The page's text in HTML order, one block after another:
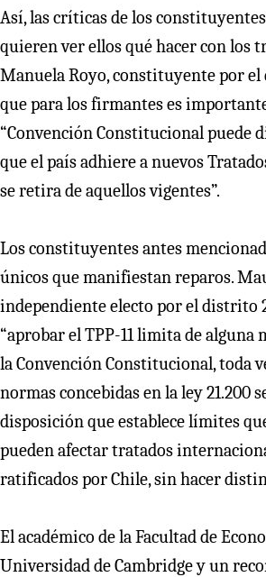
Así, las críticas de los
quieren ver ellos qué hacer con los
Manuela Royo, constituyente por el
que para los firmantes es
“Convención Constitucional puede
que el país adhiere a nuevos
se retira de aquellos vigentes”.
Los constituyentes antes
únicos que manifiestan reparos.
independiente electo por el distrito
“aprobar el TPP-11 limita de alguna
la Convención Constitucional, toda
normas concebidas en la ley 21.200
disposición que establece límites
pueden afectar tratados
ratificados por Chile, sin hacer
El académico de la Facultad de
Universidad de Cambridge y un